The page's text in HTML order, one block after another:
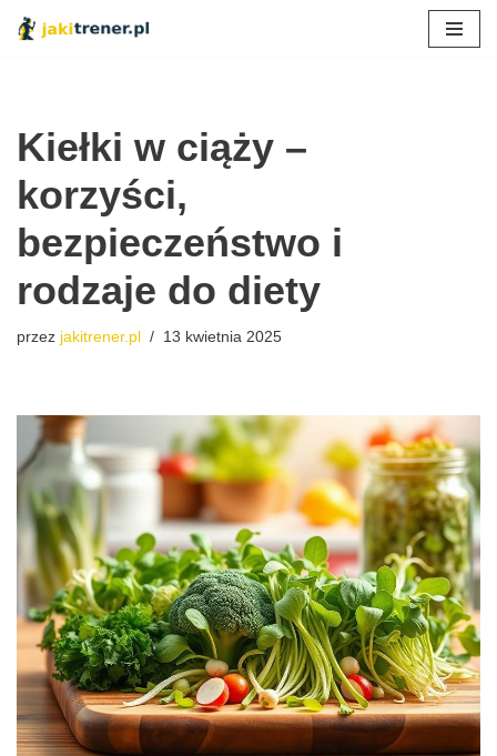
Kiełki w ciąży –
korzyści,
bezpieczeństwo i
rodzaje do diety
przez jakitrener.pl 13 kwietnia 2025